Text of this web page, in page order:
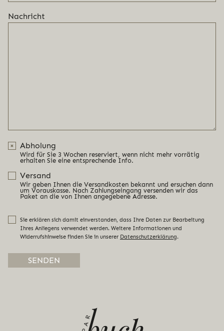
Nachricht
Abholung
Wird für Sie 3 Wochen reserviert, wenn nicht mehr vorrätig
erhalten Sie eine entsprechende Info.
Versand
Wir geben Ihnen die Versandkosten bekannt und ersuchen dann
um Vorauskasse. Nach Zahlungseingang versenden wir das
Paket an die von Ihnen angegebene Adresse.
Sie erklären sich damit einverstanden, dass Ihre Daten zur Bearbeitung
Ihres Anliegens verwendet werden. Weitere Informationen und
Widerrufshinweise finden Sie in unserer Datenschutzerklärung.